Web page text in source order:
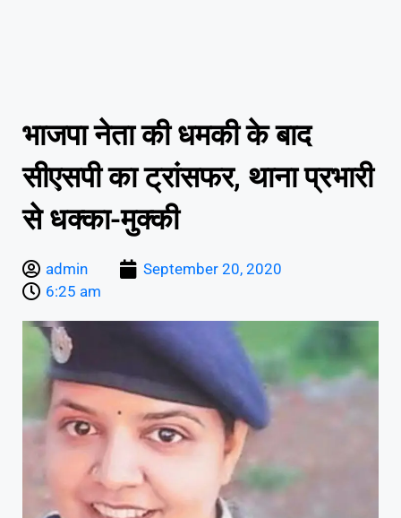
भाजपा नेता की धमकी के बाद
सीएसपी का ट्रांसफर, थाना प्रभारी
से धक्का-मुक्की
admin
September 20, 2020
6:25 am